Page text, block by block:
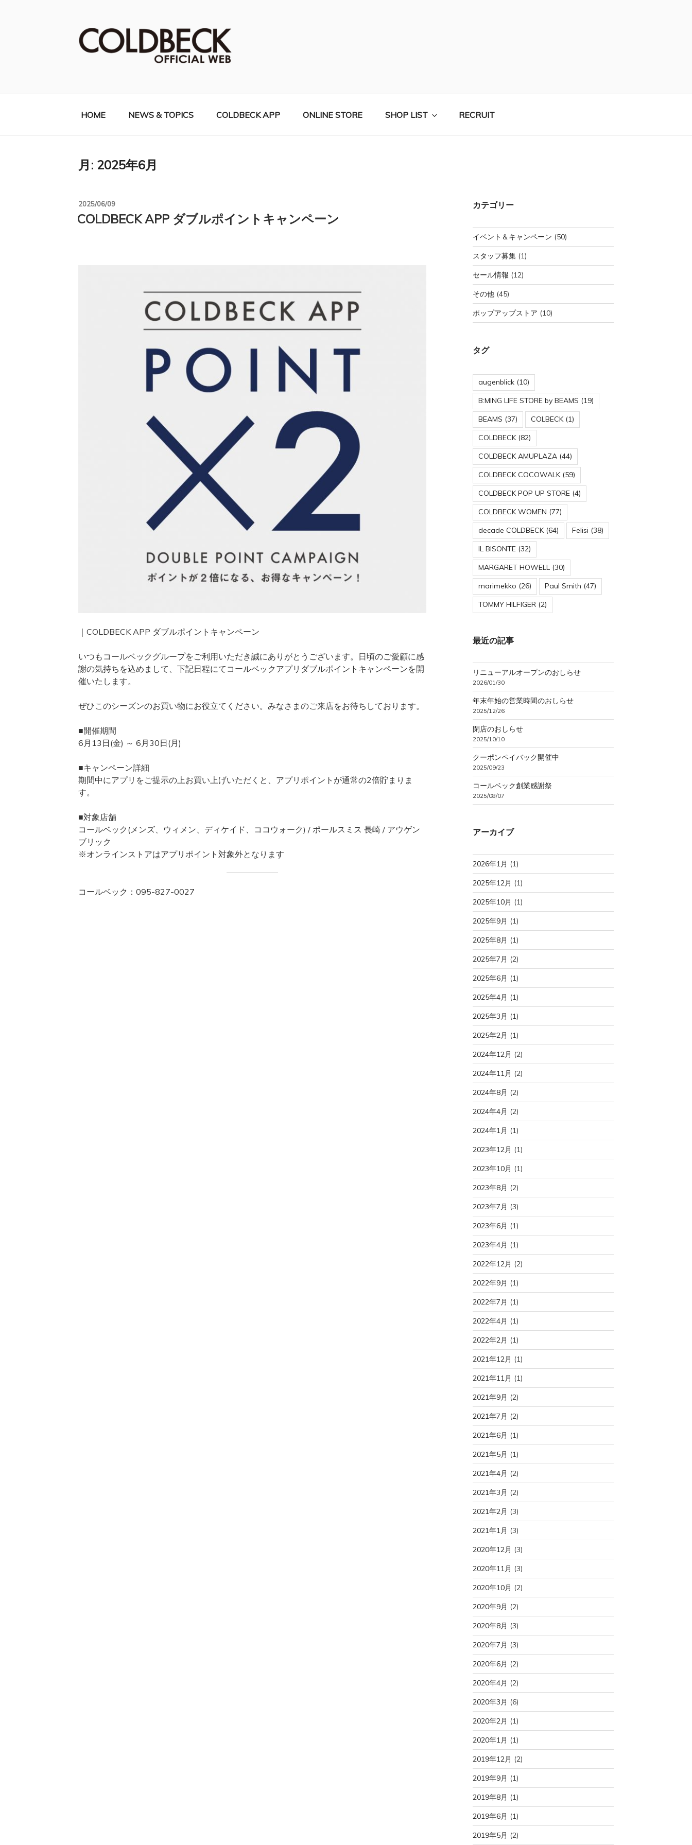
HOME NEWS & TOPICS COLDBECK APP ONLINE STORE SHOP LIST RECRUIT
月: 2025年6月
投
稿
日:
2025/06/09
COLDBECK APP ダブルポイントキャンペーン
｜COLDBECK APP ダブルポイントキャンペーン
いつもコールベックグループをご利用いただき誠にありがとうございます。日頃のご愛顧に感
謝の気持ちを込めまして、下記日程にてコールベックアプリダブルポイントキャンペーンを開
催いたします。
ぜひこのシーズンのお買い物にお役立てください。みなさまのご来店をお待ちしております。
■開催期間
6月13日(金) ～ 6月30日(月)
■キャンペーン詳細
期間中にアプリをご提示の上お買い上げいただくと、アプリポイントが通常の2倍貯まりま
す。
■対象店舗
コールベック(メンズ、ウィメン、ディケイド、ココウォーク) / ポールスミス 長崎 / アウゲン
ブリック
※オンラインストアはアプリポイント対象外となります
コールベック：095-827-0027
カテゴリー
イベント＆キャンペーン (50)
スタッフ募集 (1)
セール情報 (12)
その他 (45)
ポップアップストア (10)
タグ
augenblick (10)
B:MING LIFE STORE by BEAMS (19)
BEAMS (37) COLBECK(1)
COLDBECK(82)
COLDBECK AMUPLAZA (44)
COLDBECK COCOWALK(59)
COLDBECK POP UP STORE (4)
COLDBECK WOMEN (77)
decade COLDBECK(64) Felisi (38)
IL BISONTE (32)
MARGARET HOWELL (30)
marimekko (26) Paul Smith (47)
TOMMY HILFIGER (2)
最近の記事
リニューアルオープンのおしらせ
2026/01/30
年末年始の営業時間のおしらせ
2025/12/26
閉店のおしらせ
2025/10/10
クーポンペイバック開催中
2025/09/23
コールベック創業感謝祭
2025/08/07
アーカイブ
2026年1月 (1)
2025年12月 (1)
2025年10月 (1)
2025年9月 (1)
2025年8月 (1)
2025年7月 (2)
2025年6月 (1)
2025年4月 (1)
2025年3月 (1)
2025年2月 (1)
2024年12月 (2)
2024年11月 (2)
2024年8月 (2)
2024年4月 (2)
2024年1月 (1)
2023年12月 (1)
2023年10月 (1)
2023年8月 (2)
2023年7月 (3)
2023年6月 (1)
2023年4月 (1)
2022年12月 (2)
2022年9月 (1)
2022年7月 (1)
2022年4月 (1)
2022年2月 (1)
2021年12月 (1)
2021年11月 (1)
2021年9月 (2)
2021年7月 (2)
2021年6月 (1)
2021年5月 (1)
2021年4月 (2)
2021年3月 (2)
2021年2月 (3)
2021年1月 (3)
2020年12月 (3)
2020年11月 (3)
2020年10月 (2)
2020年9月 (2)
2020年8月 (3)
2020年7月 (3)
2020年6月 (2)
2020年4月 (2)
2020年3月 (6)
2020年2月 (1)
2020年1月 (1)
2019年12月 (2)
2019年9月 (1)
2019年8月 (1)
2019年6月 (1)
2019年5月 (2)